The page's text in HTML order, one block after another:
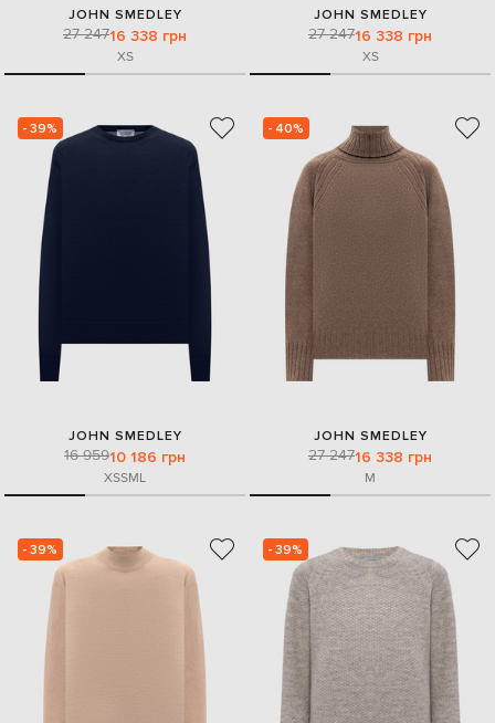
JOHN SMEDLEY
27 24716 338 грн
XS
JOHN SMEDLEY
27 24716 338 грн
XS
- 39%
JOHN SMEDLEY
16 95910 186 грн
XSSML
- 40%
JOHN SMEDLEY
27 24716 338 грн
M
- 39% - 39%